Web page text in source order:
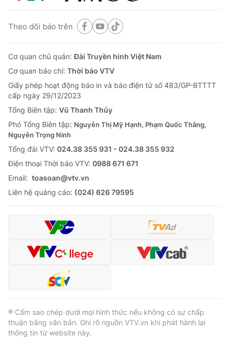
Theo dõi báo trên
Cơ quan chủ quản:Đài Truyền hình Việt Nam
Cơ quan báo chí: Thời báo VTV
Giấy phép hoạt động báo in và báo điện tử số 483/GP-BTTTT
cấp ngày 29/12/2023
Tổng Biên tập: Vũ Thanh Thủy
Phó Tổng Biên tập: Nguyễn Thị Mỹ Hạnh, Phạm Quốc Thắng,
Nguyễn Trọng Ninh
Tổng đài VTV: 024.38 355 931 - 024.38 355 932
Ðiện thoại Thời báo VTV: 0988 671 671
Email: toasoan@vtv.vn
Liên hệ quảng cáo: (024) 626 79595
® Cấm sao chép dưới mọi hình thức nếu không có sự chấp
thuận bằng văn bản. Ghi rõ nguồn VTV.vn khi phát hành lại
thông tin từ website này.